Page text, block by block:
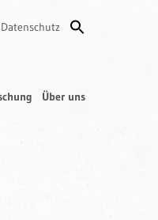
Datenschutz
Über uns